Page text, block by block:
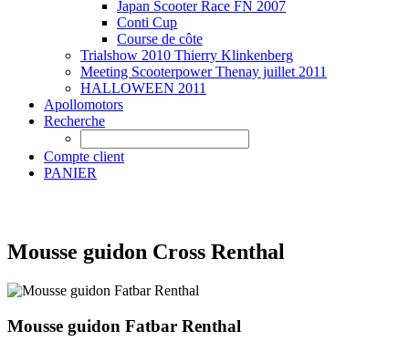
Japan Scooter Race FN 2007
Conti Cup
Course de côte
Trialshow 2010 Thierry Klinkenberg
Meeting Scooterpower Thenay juillet 2011
HALLOWEEN 2011
Apollomotors
Recherche
Compte client
PANIER
Mousse guidon Cross Renthal
Mousse guidon Fatbar Renthal